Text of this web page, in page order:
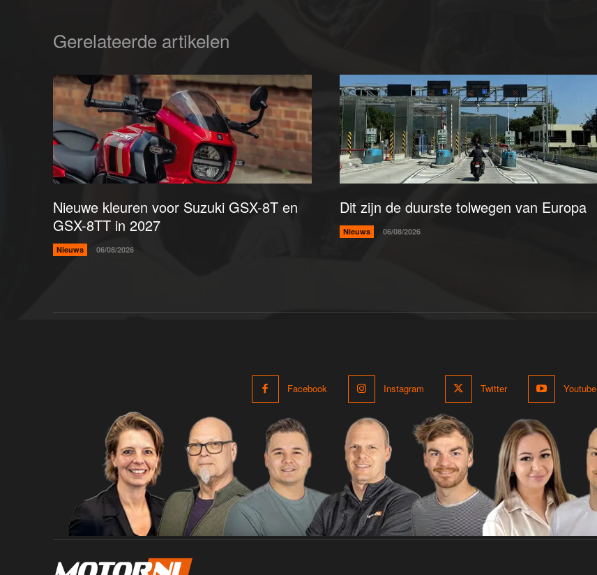
Gerelateerde artikelen
Nieuwe kleuren voor Suzuki GSX-8T en
GSX-8TT in 2027
Nieuws 06/08/2026
Dit zijn de duurste tolwegen van Europa
Nieuws 06/08/2026
Facebook Instagram Twitter Youtube